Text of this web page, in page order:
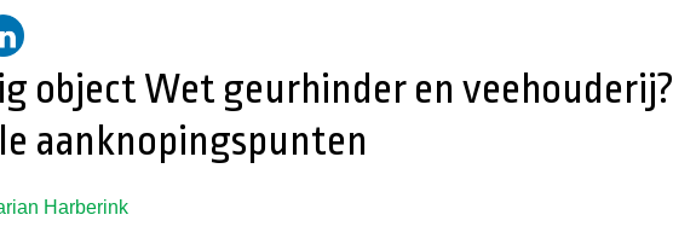
object Wet geurhinder en veehouderij?
aanknopingspunten
Harberink